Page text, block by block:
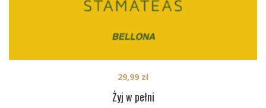
Żyj w pełni
29,99 zł